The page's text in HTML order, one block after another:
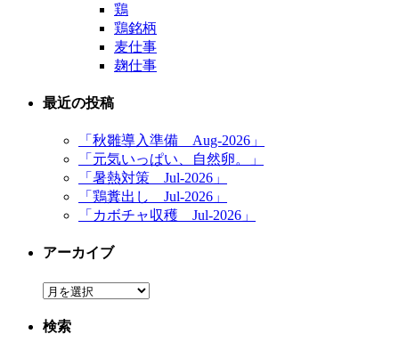
鶏
鶏銘柄
麦仕事
麹仕事
最近の投稿
「秋雛導入準備 Aug-2026」
「元気いっぱい、自然卵。」
「暑熱対策 Jul-2026」
「鶏糞出し Jul-2026」
「カボチャ収穫 Jul-2026」
アーカイブ
ア
カ
検索